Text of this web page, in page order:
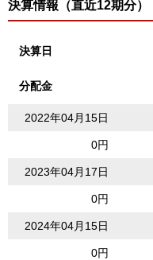
決算情報（直近12期分）
決算日
分配金
2022年04月15日
0円
2023年04月17日
0円
2024年04月15日
0円